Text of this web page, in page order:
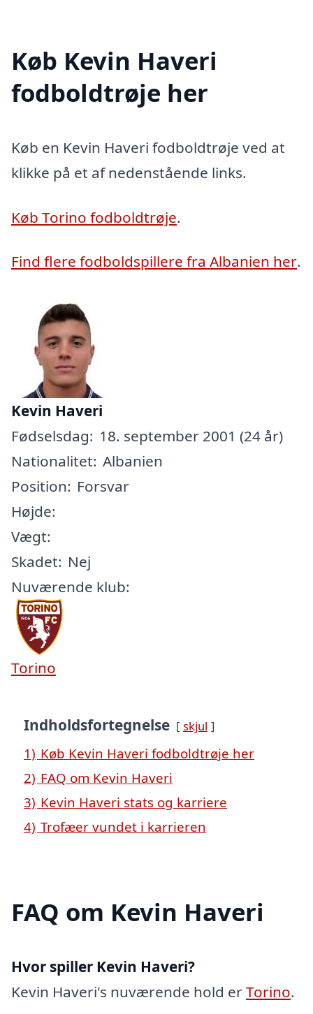
Køb Kevin Haveri
fodboldtrøje her
Køb en Kevin Haveri fodboldtrøje ved at
klikke på et af nedenstående links.
Køb Torino fodboldtrøje.
Find flere fodboldspillere fra Albanien her.
Kevin Haveri
Fødselsdag: 18. september 2001 (24 år)
Nationalitet: Albanien
Position: Forsvar
Højde:
Vægt:
Skadet: Nej
Nuværende klub:
Torino
Indholdsfortegnelse skjul
1) Køb Kevin Haveri fodboldtrøje her
2) FAQ om Kevin Haveri
3) Kevin Haveri stats og karriere
4) Trofæer vundet i karrieren
FAQ om Kevin Haveri
Hvor spiller Kevin Haveri?
Kevin Haveri's nuværende hold erTorino.